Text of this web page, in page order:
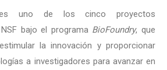
uno de los cinco proyectos
bajo el programa BioFoundry, que
la innovación y proporcionar
a investigadores para avanzar en